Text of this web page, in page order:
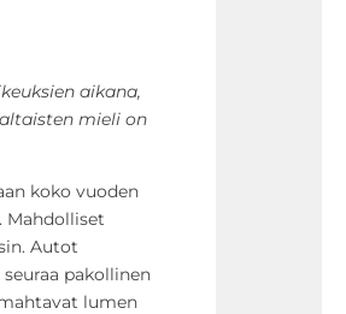
aikana,
mieli on
koko vuoden
Mahdolliset
Autot
pakollinen
lumen